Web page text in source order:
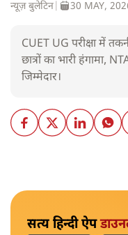
न्यूज़ बुलेटिन 30 MAY,
CUET UG परीक्षा में
छात्रों का भारी हंगामा,
जिम्मेदार।
सत्य हिन्दी ऐप